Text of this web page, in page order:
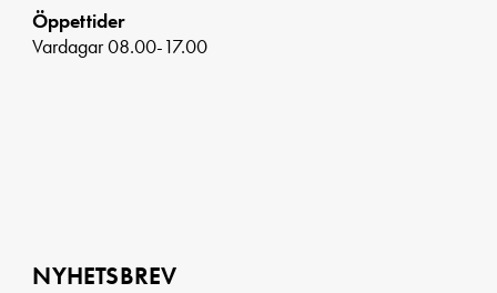
Öppettider
Vardagar 08.00-17.00
NYHETSBREV